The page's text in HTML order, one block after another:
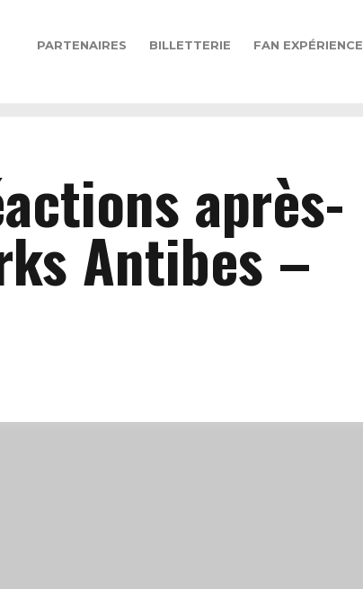
PARTENAIRES BILLETTERIE FAN EXPÉRIENCE
après-
Antibes –